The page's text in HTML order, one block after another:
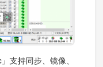
支持同步、镜像、